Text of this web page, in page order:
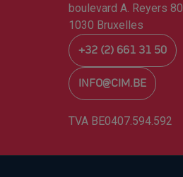
boulevard A. Reyers 80
1030 Bruxelles
+32 (2) 661 31 50
INFO@CIM.BE
TVA BE0407.594.592